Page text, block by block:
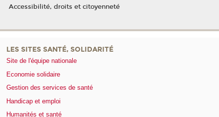
Accessibilité, droits et citoyenneté
LES SITES SANTÉ, SOLIDARITÉ
Site de l'équipe nationale
Economie solidaire
Gestion des services de santé
Handicap et emploi
Humanités et santé